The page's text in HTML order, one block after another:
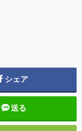
シェア
送る